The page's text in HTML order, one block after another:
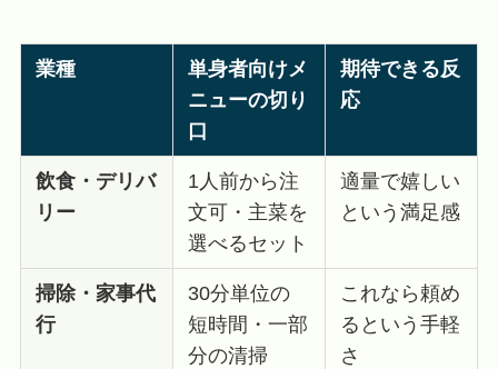
業種
単身者向けメ
ニューの切り
口
期待できる反
応
飲食・デリバ
リー
1人前から注
文可・主菜を
選べるセット
適量で嬉しい
という満足感
掃除・家事代
行
30分単位の
短時間・一部
分の清掃
これなら頼め
るという手軽
さ